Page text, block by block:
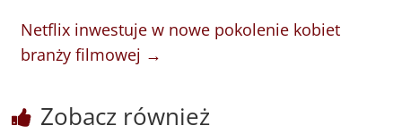
Netflix inwestuje w nowe pokolenie kobiet
branży filmowej →
Zobacz również